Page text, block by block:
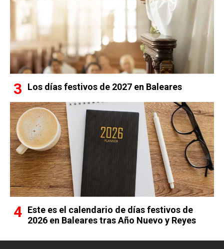
Los días festivos de 2027 en Baleares
Este es el calendario de días festivos de
2026 en Baleares tras Año Nuevo y Reyes